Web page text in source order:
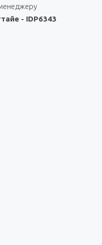
- IDP6343